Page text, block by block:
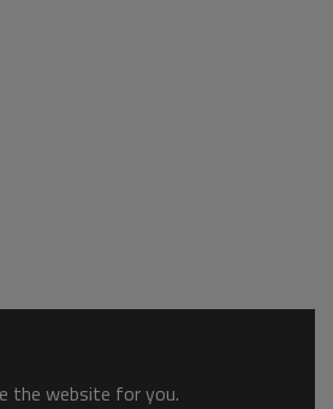
the website for you.